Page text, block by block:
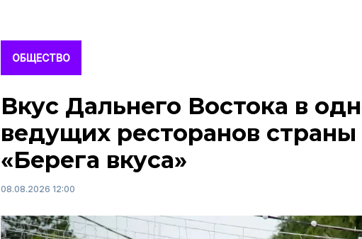
ОБЩЕСТВО
Вкус Дальнего Востока в
ведущих ресторанов страны
«Берега вкуса»
08.08.2026 12:00